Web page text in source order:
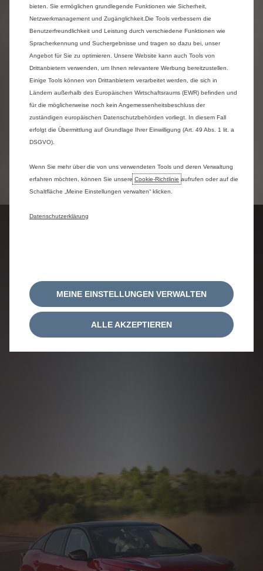
EIN NOTRUF DIREKT
AUS DEM AUTO
HERAUS
Wenn Ihr Fahrzeug mit der Citroën Connect Box
ausgestattet ist (je nach Version serienmäßig oder
optional), können Sie Citroën Assistance
kontaktieren, indem Sie einfach die schwarze Taste
über Ihrem Rückspiegel drücken. Im Falle einer
Kollision, bei der die Airbags ausgelöst werden, wird
automatisch ein Anruf an Citroën Assistance
Den Notruf können Sie auch eigenständig über die
rote SOS Taste auslösen.
bieten. Sie ermöglichen grundlegende Funktionen wie Sicherheit,
Netzwerkmanagement und Zugänglichkeit.Die Tools verbessern die
Benutzerfreundlichkeit und Leistung durch verschiedene Funktionen wie
Spracherkennung und Suchergebnisse und tragen so dazu bei, unser
Angebot für Sie zu optimieren. Unsere Website kann auch Tools von
Drittanbietern verwenden, um Ihnen relevantere Werbung bereitzustellen.
Einige Tools können von Drittanbietern verarbeitet werden, die sich in
Ländern außerhalb des Europäischen Wirtschaftsraums (EWR) befinden und
für die möglicherweise noch kein Angemessenheitsbeschluss der
zuständigen europäischen Datenschutzbehörden vorliegt. In diesem Fall
erfolgt die Übermittlung auf Grundlage Ihrer Einwilligung (Art. 49 Abs. 1 lit. a
DSGVO).
Wenn Sie mehr über die von uns verwendeten Tools und deren Verwaltung
erfahren möchten, können Sie unsere Cookie‑Richtlinie aufrufen oder auf die
Schaltfläche „Meine Einstellungen verwalten“ klicken.
Datenschutzerklärung
MEINE EINSTELLUNGEN VERWALTEN
ALLE AKZEPTIEREN